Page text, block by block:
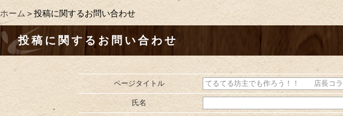
ホーム ＞投稿に関するお問い合わせ
投稿に関するお問い合わせ
ページタイトル
氏名